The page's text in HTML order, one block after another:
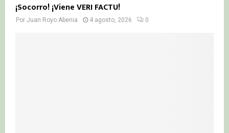
¡Socorro! ¡Viene VERI FACTU!
Por Juan Royo Abenia 4 agosto, 2026 0